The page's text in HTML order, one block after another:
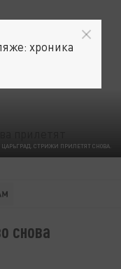
ЦАРЬГРАД. СТРИЖИ ПРИЛЕТЯТ СНОВА.
снова
хроника